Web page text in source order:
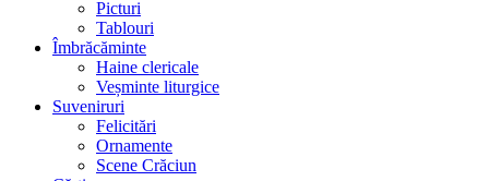
Picturi
Tablouri
Îmbrăcăminte
Haine clericale
Veșminte liturgice
Suveniruri
Felicitări
Ornamente
Scene Crăciun